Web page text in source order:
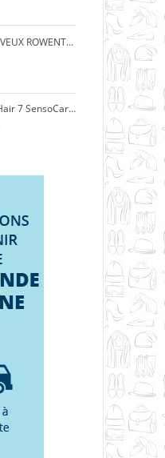
LISSEUR CHEVEUX ROWENTA ELITE
Braun Satin Hair 7 SensoCare ST780 Fer à Lisser en Céramique avec Technologie Sensor